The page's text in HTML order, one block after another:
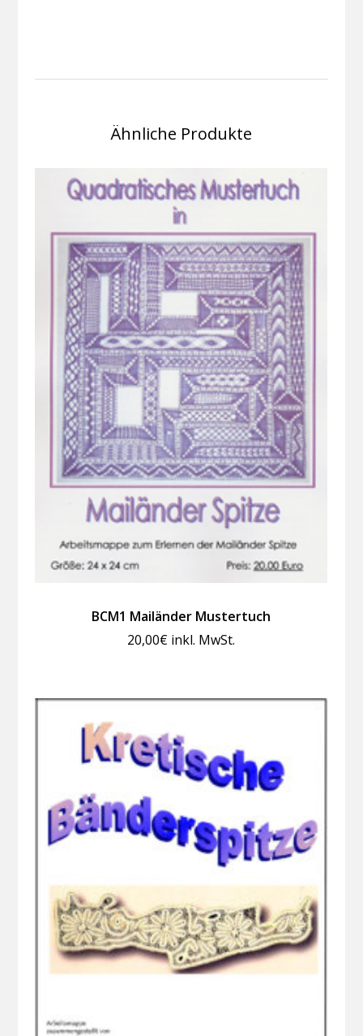
Ähnliche Produkte
BCM1 Mailänder Mustertuch
20,00€ inkl. MwSt.